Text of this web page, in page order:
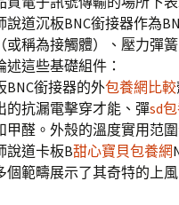
說道沉板BNC銜接器作為
或稱為接觸體）、壓力彈
述這些基礎組件：
BNC銜接器的外包養網比較
的抗漏電擊穿才能、彈sd
甲醛。外殼的溫度實用范圍
說道卡板B甜心寶貝包養網
個範疇展示了其奇特的上